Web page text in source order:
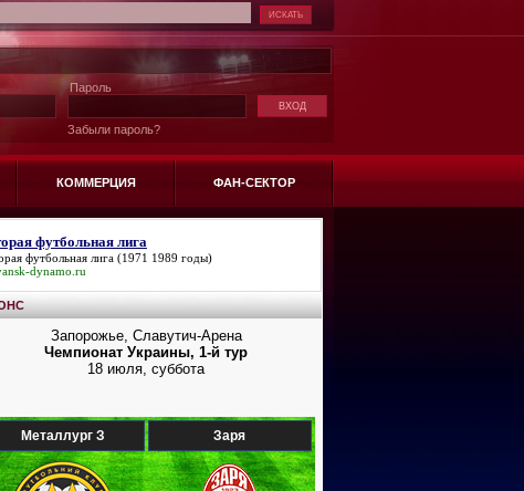
Пароль
Забыли пароль?
КОММЕРЦИЯ ФАН-СЕКТОР
футбольная лига
футбольная лига (1971 1989 годы)
dynamo.ru
Запорожье, Славутич-Арена
Чемпионат Украины, 1-й тур
18 июля, суббота
Металлург З Заря